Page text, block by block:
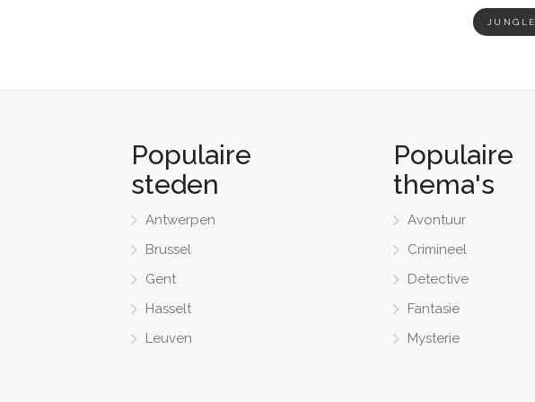
JUNGLE
Populaire
steden
Antwerpen
Brussel
Gent
Hasselt
Leuven
Populaire
thema's
Avontuur
Crimineel
Detective
Fantasie
Mysterie